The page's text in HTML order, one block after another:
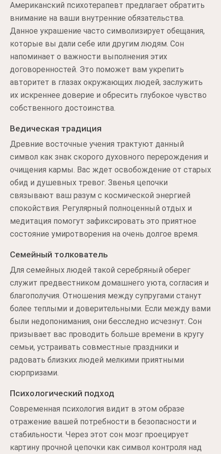
Американский психотерапевт предлагает обратить
внимание на ваши внутренние обязательства.
Данное украшение часто символизирует обещания,
которые вы дали себе или другим людям. Сон
напоминает о важности выполнения этих
договоренностей. Это поможет вам укрепить
авторитет в глазах окружающих людей, заслужить
их искреннее доверие и обресить глубокое чувство
собственного достоинства.
Ведическая традиция
Древние восточные учения трактуют данный
символ как знак скорого духовного перерождения и
очищения кармы. Вас ждет освобождение от старых
обид и душевных тревог. Звенья цепочки
связывают ваш разум с космической энергией
спокойствия. Регулярный полноценный отдых и
медитация помогут зафиксировать это приятное
состояние умиротворения на очень долгое время.
Семейный толкователь
Для семейных людей такой серебряный оберег
служит предвестником домашнего уюта, согласия и
благополучия. Отношения между супругами станут
более теплыми и доверительными. Если между вами
были недопонимания, они бесследно исчезнут. Сон
призывает вас проводить больше времени в кругу
семьи, устраивать совместные праздники и
радовать близких людей мелкими приятными
сюрпризами.
Психологический подход
Современная психология видит в этом образе
отражение вашей потребности в безопасности и
стабильности. Через этот сон мозг проецирует
картину прочной цепочки как символ контроля над